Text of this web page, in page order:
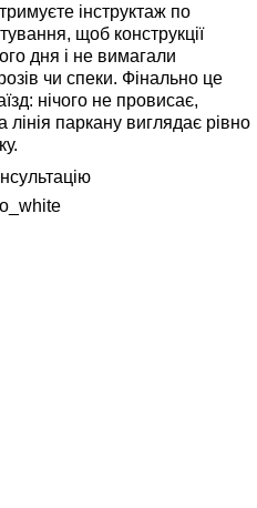
інструктаж по
щоб конструкції
дня і не вимагали
чи спеки. Фінально це
нічого не провисає,
лінія паркану виглядає рівно